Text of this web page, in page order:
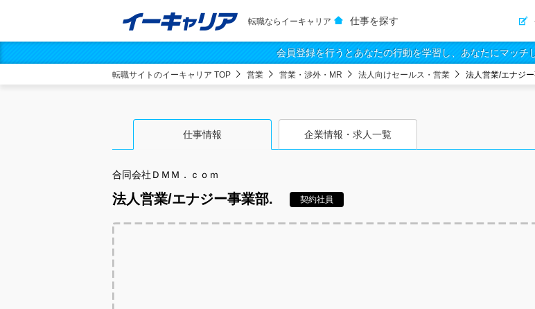
転職ならイーキャリア 仕事を探す
会員登録を行うとあなたの行動を学習し、あなたにマッチ
転職サイトのイーキャリア TOP 営業 営業・渉外・MR 法人向けセールス・営業 法人営業/エナジ
仕事情報 企業情報・求人一覧
合同会社ＤＭＭ．ｃｏｍ
法人営業/エナジー事業部. 契約社員